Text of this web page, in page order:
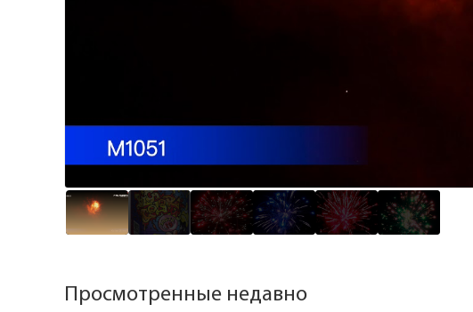
Просмотренные недавно